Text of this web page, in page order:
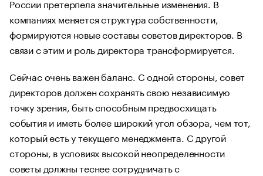
России претерпела значительные изменения. В
компаниях меняется структура собственности,
формируются новые составы советов директоров. В
связи с этим и роль директора трансформируется.
Сейчас очень важен баланс. С одной стороны, совет
директоров должен сохранять свою независимую
точку зрения, быть способным предвосхищать
события и иметь более широкий угол обзора, чем тот,
который есть у текущего менеджмента. С другой
стороны, в условиях высокой неопределенности
советы должны теснее сотрудничать с